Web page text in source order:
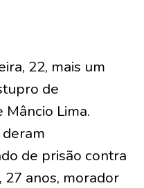
22, mais um
de
Lima.
de prisão contra
27 anos, morador